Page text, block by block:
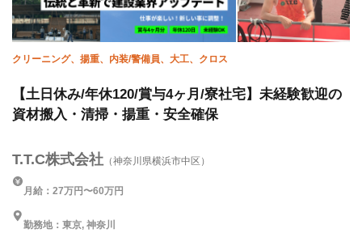
クリーニング、揚重、内装/警備員、大工、クロス
【土日休み/年休120/賞与4ヶ月/寮社宅】未経験歓迎の
資材搬入・清掃・揚重・安全確保
T.T.C株式会社 （神奈川県横浜市中区）
月給：27万円〜60万円
勤務地：東京, 神奈川